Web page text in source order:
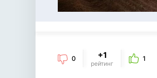
0 +1
рейтинг
1